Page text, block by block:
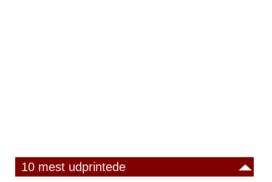
10 mest udprintede